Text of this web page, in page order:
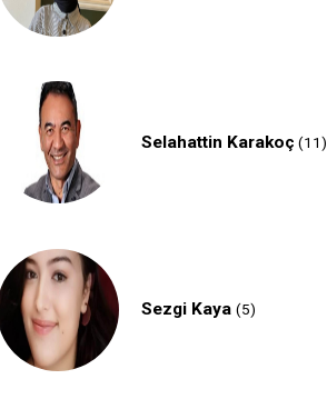
Selahattin Karakoç (11)
Sezgi Kaya (5)